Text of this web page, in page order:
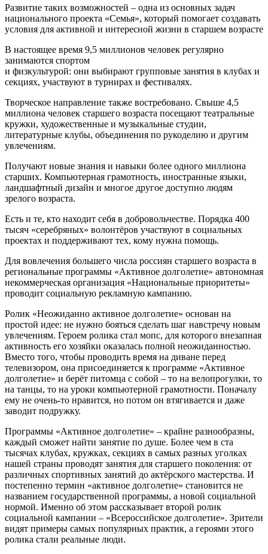
Развитие таких возможностей – одна из основных задач
национального проекта «Семья», который помогает создавать
условия для активной и интересной жизни в старшем возрасте
В настоящее время 9,5 миллионов человек регулярно
занимаются спортом
и физкультурой: они выбирают групповые занятия в клубах и
секциях, участвуют в турнирах и фестивалях.
Творческое направление также востребовано. Свыше 4,5
миллиона человек старшего возраста посещают театральные
кружки, художественные и музыкальные студии,
литературные клубы, объединения по рукоделию и другим
увлечениям.
Получают новые знания и навыки более одного миллиона
старших. Компьютерная грамотность, иностранные языки,
ландшафтный дизайн и многое другое доступно людям
зрелого возраста.
Есть и те, кто находит себя в добровольчестве. Порядка 400
тысяч «серебряных» волонтёров участвуют в социальных
проектах и поддерживают тех, кому нужна помощь.
Для вовлечения большего числа россиян старшего возраста в
региональные программы «Активное долголетие» автономная
некоммерческая организация «Национальные приоритеты»
проводит социальную рекламную кампанию.
Ролик «Неожиданно активное долголетие» основан на
простой идее: не нужно бояться сделать шаг навстречу новым
увлечениям. Героем ролика стал мопс, для которого внезапная
активность его хозяйки оказалась полной неожиданностью.
Вместо того, чтобы проводить время на диване перед
телевизором, она присоединяется к программе «Активное
долголетие» и берёт питомца с собой – то на велопрогулки, то
на танцы, то на уроки компьютерной грамотности. Поначалу
ему не очень-то нравится, но потом он втягивается и даже
заводит подружку.
Программы «Активное долголетие» – крайне разнообразны,
каждый сможет найти занятие по душе. Более чем в ста
тысячах клубах, кружках, секциях в самых разных уголках
нашей страны проводят занятия для старшего поколения: от
различных спортивных занятий до актёрского мастерства. И
постепенно термин «активное долголетие» становится не
названием государственной программы, а новой социальной
нормой. Именно об этом рассказывает второй ролик
социальной кампании – «Всероссийское долголетие». Зрители
видят примеры самых популярных практик, а героями этого
ролика стали реальные люди.